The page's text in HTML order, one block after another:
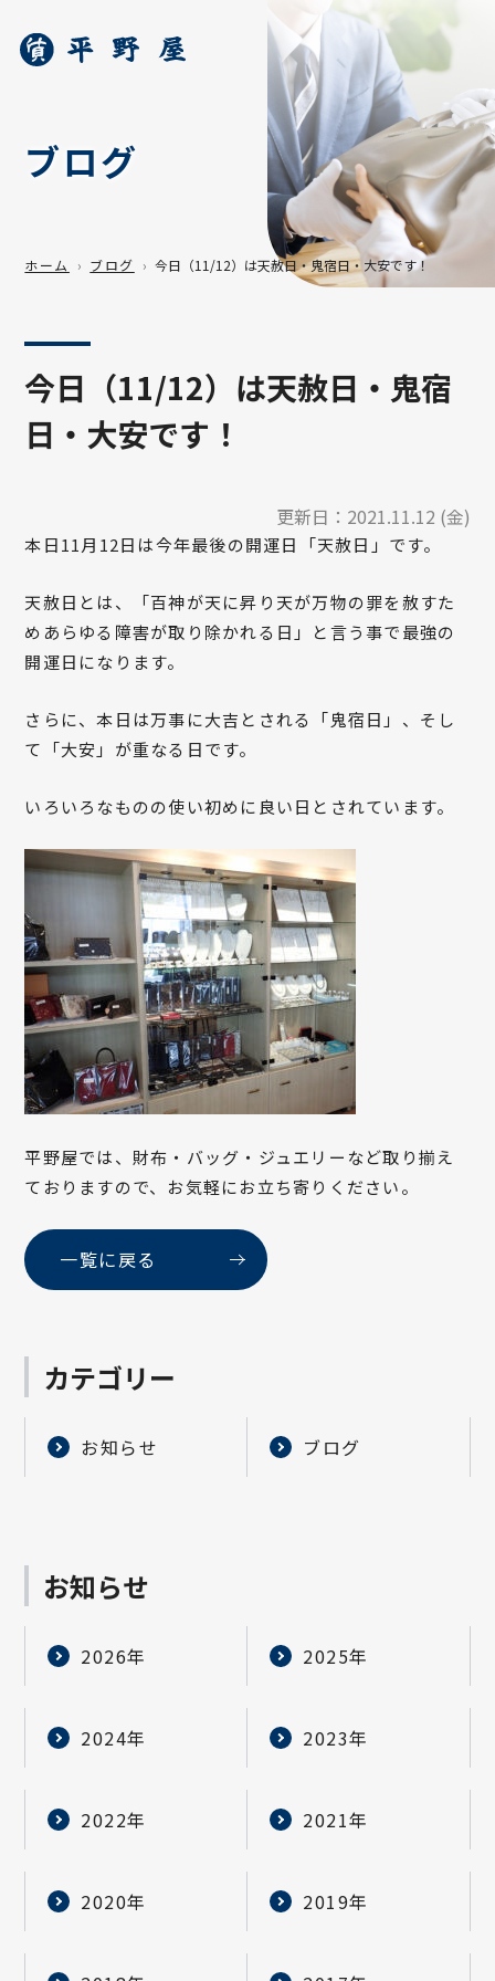
ブログ
ホーム ブログ 今日（11/12）は天赦日・鬼宿日・大安です！
今日（11/12）は天赦日・鬼宿
日・大安です！
更新日： 2021.11.12 (金)
本日11月12日は今年最後の開運日「天赦日」です。
天赦日とは、「百神が天に昇り天が万物の罪を赦すた
めあらゆる障害が取り除かれる日」と言う事で最強の
開運日になります。
さらに、本日は万事に大吉とされる「鬼宿日」、そし
て「大安」が重なる日です。
いろいろなものの使い初めに良い日とされています。
平野屋では、財布・バッグ・ジュエリーなど取り揃え
ておりますので、お気軽にお立ち寄りください。
一覧に戻る
カテゴリー
お知らせ ブログ
お知らせ
2026年 2025年
2024年 2023年
2022年 2021年
2020年 2019年